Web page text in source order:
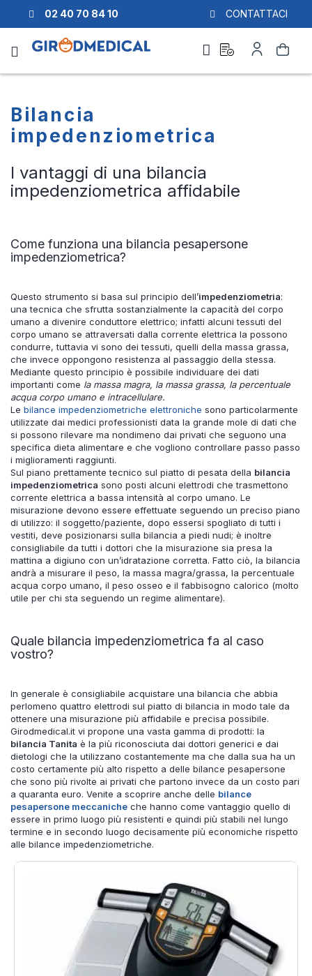
02 40 70 84 10 CONTATTACI
Cerca
preventivo
mio
Account
Bilancia
impedenziometrica
I vantaggi di una bilancia
impedenziometrica affidabile
Come funziona una bilancia pesapersone
impedenziometrica?
Questo strumento si basa sul principio dell’impedenziometria:
una tecnica che sfrutta sostanzialmente la capacità del corpo
umano a divenire conduttore elettrico; infatti alcuni tessuti del
corpo umano se attraversati dalla corrente elettrica la possono
condurre, tuttavia vi sono dei tessuti, quelli della massa grassa,
che invece oppongono resistenza al passaggio della stessa.
Mediante questo principio è possibile individuare dei dati
importanti come la massa magra, la massa grassa, la percentuale
acqua corpo umano e intracellulare.
Le bilance impedenziometriche elettroniche sono particolarmente
utilizzate dai medici professionisti data la grande mole di dati che
si possono rilevare ma nondimeno dai privati che seguono una
specifica dieta alimentare e che vogliono controllare passo passo
i miglioramenti raggiunti.
Sul piano prettamente tecnico sul piatto di pesata della bilancia
impedenziometrica sono posti alcuni elettrodi che trasmettono
corrente elettrica a bassa intensità al corpo umano. Le
misurazione devono essere effettuate seguendo un preciso piano
di utilizzo: il soggetto/paziente, dopo essersi spogliato di tutti i
vestiti, deve posizionarsi sulla bilancia a piedi nudi; è inoltre
consigliabile da tutti i dottori che la misurazione sia presa la
mattina a digiuno con un’idratazione corretta. Fatto ciò, la bilancia
andrà a misurare il peso, la massa magra/grassa, la percentuale
acqua corpo umano, il peso osseo e il fabbisogno calorico (molto
utile per chi sta seguendo un regime alimentare).
Quale bilancia impedenziometrica fa al caso
vostro?
In generale è consigliabile acquistare una bilancia che abbia
perlomeno quattro elettrodi sul piatto di bilancia in modo tale da
ottenere una misurazione più affidabile e precisa possibile.
Girodmedical.it vi propone una vasta gamma di prodotti: la
bilancia Tanita è la più riconosciuta dai dottori generici e dai
dietologi che la utilizzano costantemente ma che dalla sua ha un
costo certamente più alto rispetto a delle bilance pesapersone
che sono più rivolte ai privati che partono invece da un costo pari
a quaranta euro. Venite a scoprire anche delle bilance
pesapersone meccaniche che hanno come vantaggio quello di
essere in primo luogo più resistenti e quindi più stabili nel lungo
termine e in secondo luogo decisamente più economiche rispetto
alle bilance impedenziometriche.